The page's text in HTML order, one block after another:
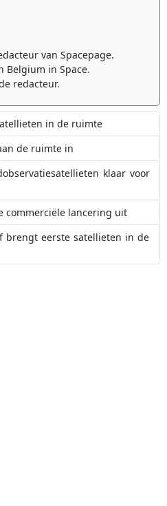
van Spacepage.
Belgium in Space.
redacteur.
in de ruimte
de ruimte in
klaar voor
commerciële lancering uit
brengt eerste satellieten in de
in de ruimte
crew gaat de ruimte in